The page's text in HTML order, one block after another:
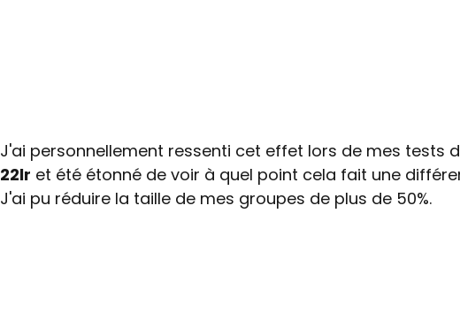
J'ai personnellement ressenti cet effet lors de mes tests
22lr et été étonné de voir à quel point cela fait une
J'ai pu réduire la taille de mes groupes de plus de 50%.